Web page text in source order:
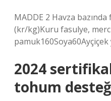
MADDE 2 Havza
(kr/kg)Kuru fasulye,
pamuk160Soya60Ayçiçek
2024
tohum